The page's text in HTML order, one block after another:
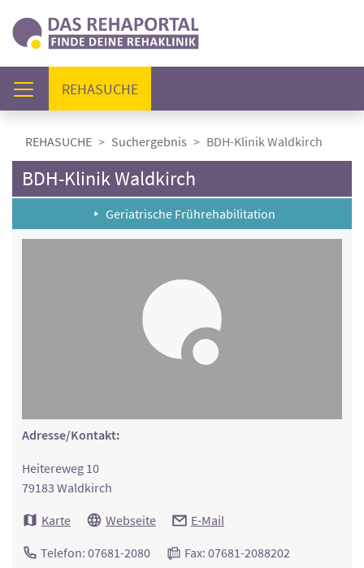
REHASUCHE(AKTUELL)
REHASUCHE Suchergebnis BDH-Klinik Waldkirch
BDH-Klinik Waldkirch
Geriatrische Frührehabilitation
Adresse/Kontakt:
Heitereweg 10
79183 Waldkirch
Karte
Webseite E-Mail
Telefon: 07681-2080 Fax: 07681-2088202